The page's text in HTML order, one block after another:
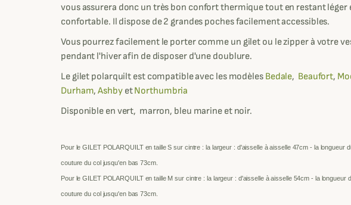
vous assurera donc un très bon confort thermique tout en restant léger
confortable. Il dispose de 2 grandes poches facilement accessibles.
Vous pourrez facilement le porter comme un gilet ou le zipper à votre
pendant l'hiver afin de disposer d'une doublure.
Le gilet polarquilt est compatible avec les modèles Bedale, Beaufort,
Durham,AshbyetNorthumbria
Disponible en vert, marron, bleu marine et noir.
Pour le GILET POLARQUILT en taille S sur cintre : la largeur : d'aisselle à aisselle47cm - la longueur
couture du col jusqu'en bas 73cm.
Pour le GILET POLARQUILT en taille M sur cintre : la largeur : d'aisselle à aisselle 54cm - la longueur
couture du col jusqu'en bas 73cm.